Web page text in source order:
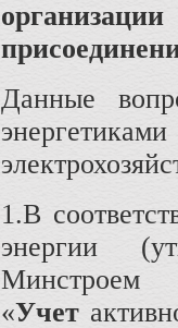
Данные
1.В
энергии
«Учет